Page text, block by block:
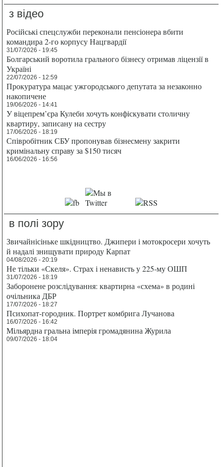
з відео
Російські спецслужби переконали пенсіонера вбити
командира 2-го корпусу Нацгвардії
31/07/2026 - 19:45
Болгарський воротила грального бізнесу отримав ліцензії в
Україні
22/07/2026 - 12:59
Прокуратура мацає ужгородського депутата за незаконно
накопичене
19/06/2026 - 14:41
У віцепрем’єра Кулеби хочуть конфіскувати столичну
квартиру, записану на сестру
17/06/2026 - 18:19
Співробітник СБУ пропонував бізнесмену закрити
кримінальну справу за $150 тисяч
16/06/2026 - 16:56
в полі зору
Звичайнісіньке шкідництво. Джипери і мотокросери хочуть
й надалі знищувати природу Карпат
04/08/2026 - 20:19
Не тільки «Скеля». Страх і ненависть у 225-му ОШП
31/07/2026 - 18:19
Заборонене розслідування: квартирна «схема» в родині
очільника ДБР
17/07/2026 - 18:27
Психопат-городник. Портрет комбрига Лучанова
16/07/2026 - 16:42
Мільярдна гральна імперія громадянина Журила
09/07/2026 - 18:04